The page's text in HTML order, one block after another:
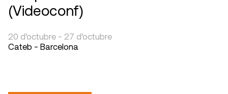
(Videoconf)
20 d’octubre - 27 d’octubre
Cateb - Barcelona